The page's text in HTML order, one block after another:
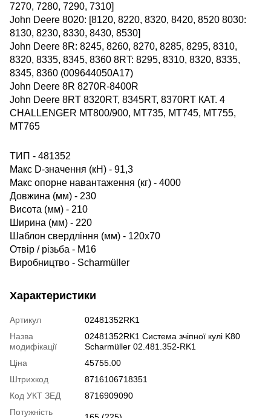
7270, 7280, 7290, 7310]
John Deere 8020: [8120, 8220, 8320, 8420, 8520 8030:
8130, 8230, 8330, 8430, 8530]
John Deere 8R: 8245, 8260, 8270, 8285, 8295, 8310,
8320, 8335, 8345, 8360 8RT: 8295, 8310, 8320, 8335,
8345, 8360 (009644050A17)
John Deere 8R 8270R-8400R
John Deere 8RT 8320RT, 8345RT, 8370RT КАТ. 4
CHALLENGER MT800/900, MT735, MT745, MT755,
MT765
ТИП - 481352
Макс D-значення (кН) - 91,3
Макс опорне навантаження (кг) - 4000
Довжина (мм) - 230
Висота (мм) - 210
Ширина (мм) - 220
Шаблон свердління (мм) - 120х70
Отвір / різьба - М16
Виробництво - Scharmüller
Характеристики
Артикул
02481352RK1
Назва
модифікації
02481352RK1 Система зчіпної кулі K80
Scharmüller 02.481.352-RK1
Ціна
45755.00
Штрихкод
8716106718351
Код УКТ ЗЕД
8716909090
Потужність